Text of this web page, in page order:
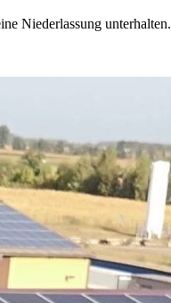
Niederlassung unterhalten.